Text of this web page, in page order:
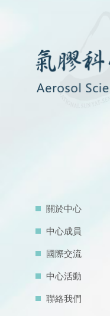
關於中心
中心成員
國際交流
中心活動
聯絡我們